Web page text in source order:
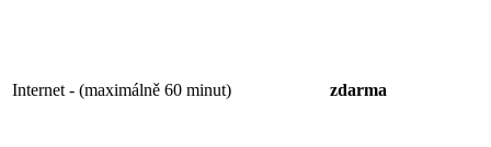
Internet - (maximálně 60 minut) zdarma